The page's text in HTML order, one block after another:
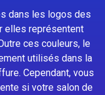
dans les logos des
elles représentent
ces couleurs, le
utilisés dans la
Cependant, vous
si votre salon de